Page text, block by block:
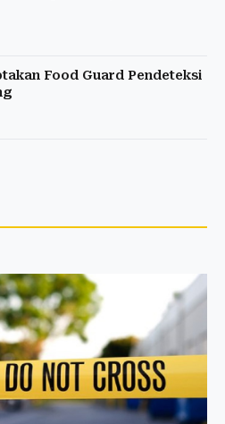
Food Guard Pendeteksi